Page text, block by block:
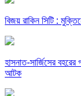
বিজয় রাকিন সিটি :
হাসনাত-সার্জিসের
আটক